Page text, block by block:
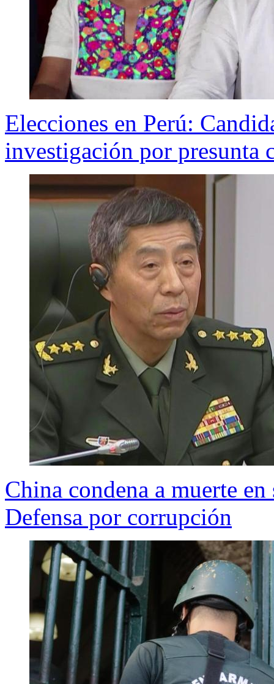
Elecciones en Perú:
investigación por presunta
China condena a muerte
Defensa por corrupción